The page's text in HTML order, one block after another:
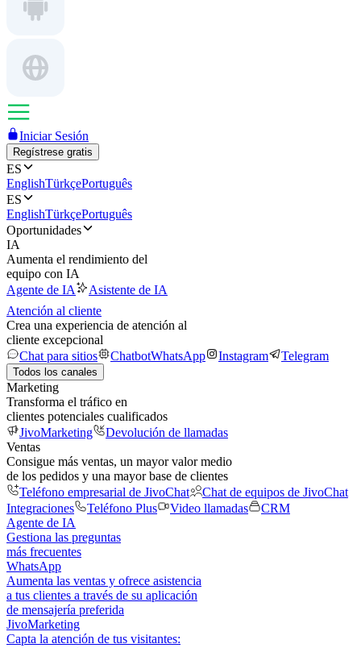
Iniciar Sesión
Regístrese gratis
ES
EnglishTürkçePortuguês
ES
EnglishTürkçePortuguês
Oportunidades
IA
Aumenta el rendimiento del
equipo con IA
Agente de IA
Asistente de IA
Atención al cliente
Crea una experiencia de atención al
cliente excepcional
Chat para sitios
ChatbotWhatsApp Instagram Telegram
Todos los canales
Marketing
Transforma el tráfico en
clientes potenciales cualificados
JivoMarketing
Devolución de llamadas
Ventas
Consigue más ventas, un mayor valor medio
de los pedidos y una mayor base de clientes
Teléfono empresarial de JivoChat
Chat de equipos de JivoChat
Integraciones
Teléfono Plus Video llamadas
CRM
Agente de IA
Gestiona las preguntas
más frecuentes
WhatsApp
Aumenta las ventas y ofrece asistencia
a tus clientes a través de su aplicación
de mensajería preferida
JivoMarketing
Capta la atención de tus visitantes: